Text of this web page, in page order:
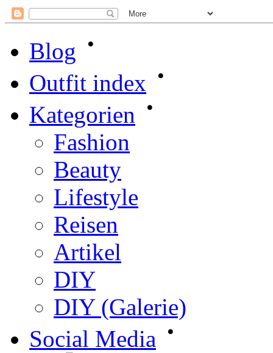
Blog •
Outfit index •
Kategorien •
Fashion
Beauty
Lifestyle
Reisen
Artikel
DIY
DIY (Galerie)
Social Media •